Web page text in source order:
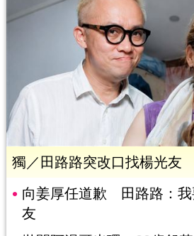
獨／田路路突改口找楊光友
向姜厚任道歉 田路路：我
友